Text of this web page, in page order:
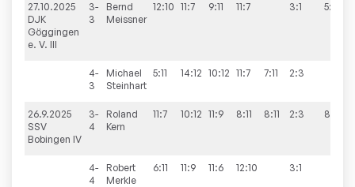
27.10.2025
DJK
Göggingen
e. V. III
3-
3
Bernd
Meissner
12:10 11:7 9:11 11:7 3:1 5:5
4-
3
Michael
Steinhart
5:11 14:12 10:12 11:7 7:11 2:3
26.9.2025
SSV
Bobingen IV
3-
4
Roland
Kern
11:7 10:12 11:9 8:11 8:11 2:3 8:2
4-
4
Robert
Merkle
6:11 11:9 11:6 12:10 3:1